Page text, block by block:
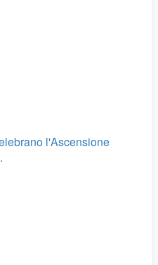
l'Ascensione